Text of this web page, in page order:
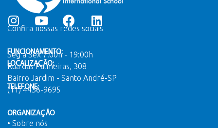
Confira nossas redes sociais
FUNCIONAMENTO:
Seg a Sex 7:00h - 19:00h
LOCALIZAÇÃO:
Rua das Palmeiras, 308
Bairro Jardim - Santo André-SP
TELEFONE:
(11) 4436-9695
ORGANIZAÇÃO
• Sobre nós